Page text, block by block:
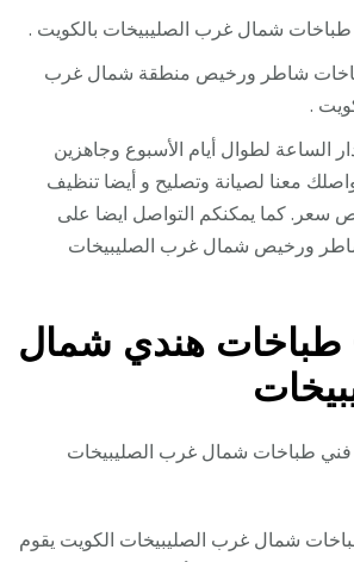
شمال غرب الصليبيخات بالكويت .
شاطر ورخيص منطقة شمال غرب
.
الساعة لطوال أيام الأسبوع وجاهزين
معنا لصيانة وتصليح و أيضا تنظيف
سعر. كما يمكنكم التواصل ايضا على
ورخيص شمال غرب الصليبيخات
طباخات هندي شمال
طباخات شمال غرب الصليبيخات
شمال غرب الصليبيخات الكويت يقوم